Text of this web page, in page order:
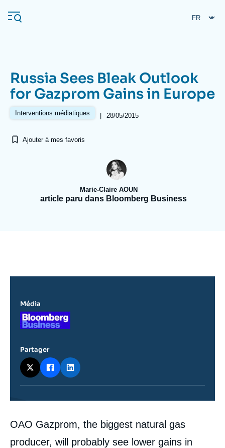
au
contenu
Navigation
principale
L'Ifri
Analyses
Recherches fréquentes
Proche-Orient
Russia Sees Bleak Outlook
for Gazprom Gains in Europe
Interventions médiatiques | 28/05/2015
Ajouter à mes favoris
Marie-Claire AOUN
article paru dans Bloomberg Business
Contenu
intervention
médiatique
OAO Gazprom, the biggest natural gas
producer, will probably see lower gains in
Média
Logo
Partager